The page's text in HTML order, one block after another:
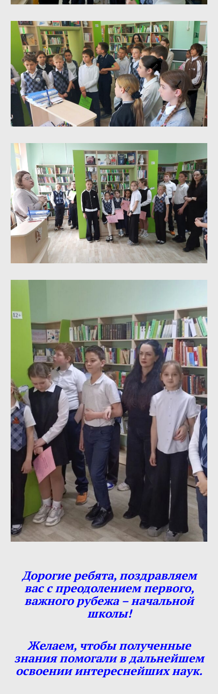
Дорогие ребята, поздравляем
вас с преодолением первого,
важного рубежа – начальной
школы!
Желаем, чтобы полученные
знания помогали в дальнейшем
освоении интереснейших наук.